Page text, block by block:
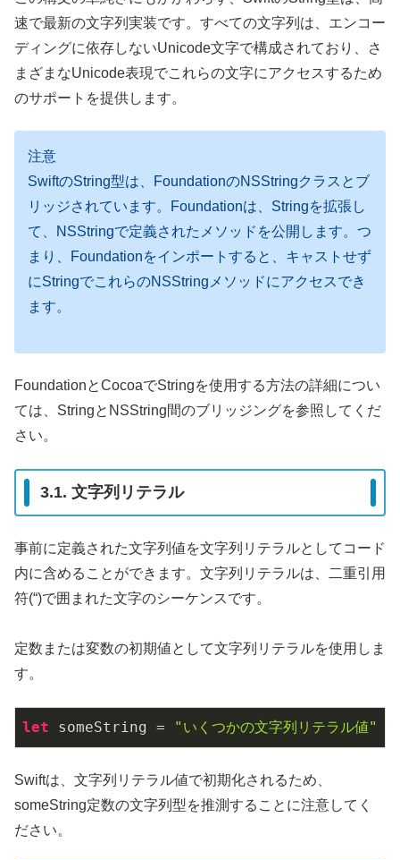
速で最新の文字列実装です。すべての文字列は、エンコー
ディングに依存しないUnicode文字で構成されており、さ
まざまなUnicode表現でこれらの文字にアクセスするため
のサポートを提供します。
注意
SwiftのString型は、FoundationのNSStringクラスとブ
リッジされています。Foundationは、Stringを拡張し
て、NSStringで定義されたメソッドを公開します。つ
まり、Foundationをインポートすると、キャストせず
にStringでこれらのNSStringメソッドにアクセスでき
ます。
FoundationとCocoaでStringを使用する方法の詳細につい
ては、StringとNSString間のブリッジングを参照してくだ
さい。
3.1. 文字列リテラル
事前に定義された文字列値を文字列リテラルとしてコード
内に含めることができます。文字列リテラルは、二重引用
符(“)で囲まれた文字のシーケンスです。
定数または変数の初期値として文字列リテラルを使用しま
す。
let someString = "いくつかの文字列リテラル値"
Swiftは、文字列リテラル値で初期化されるため、
someString定数の文字列型を推測することに注意してく
ださい。